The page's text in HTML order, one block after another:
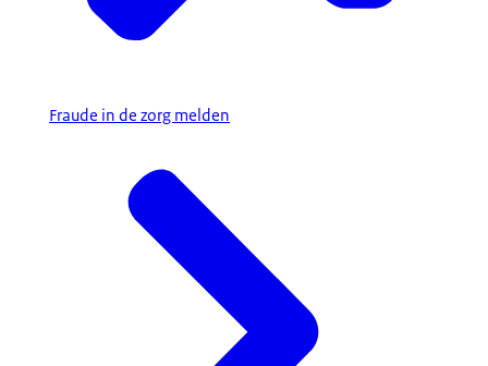
Fraude in de zorg melden